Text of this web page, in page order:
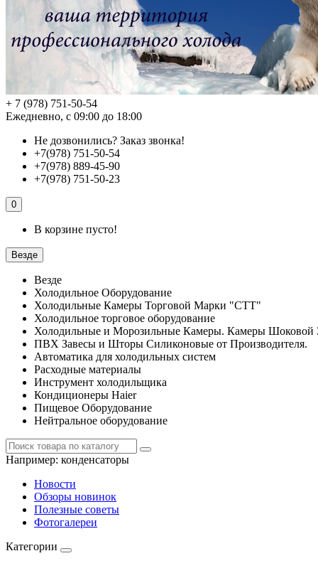
+ 7 (978) 751-50-54
Ежедневно, с 09:00 до 18:00
Не дозвонились? Заказ звонка!
+7(978) 751-50-54
+7(978) 889-45-90
+7(978) 751-50-23
0
В корзине пусто!
Везде
Везде
Холодильное Оборудование
Холодильные Камеры Торговой Марки "СТТ"
Холодильное торговое оборудование
Холодильные и Морозильные Камеры. Камеры Шоковой
ПВХ Завесы и Шторы Силиконовые от Производителя.
Автоматика для холодильных систем
Расходные материалы
Инструмент холодильщика
Кондиционеры Haier
Пищевое Оборудование
Нейтральное оборудование
Например: конденсаторы
Новости
Обзоры новинок
Полезные советы
Фотогалереи
Категории